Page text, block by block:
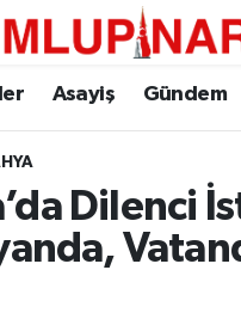
Asayiş Gündem
Dilenci
Durumu
Yoğunluk Haritası
Durumu ve Fikstür